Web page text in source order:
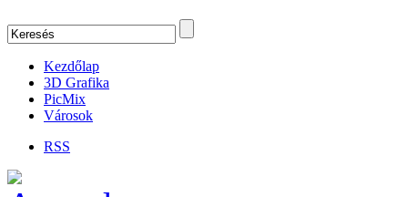
Kezdőlap
3D Grafika
PicMix
Városok
RSS